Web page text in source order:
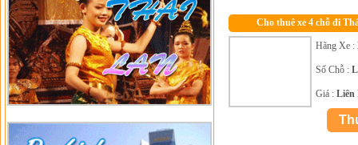
Cho thuê xe 4 chỗ đi
Hãng Xe :
Số Chỗ :
Giá : Liên